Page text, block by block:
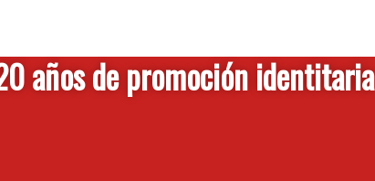
años de promoción identitaria